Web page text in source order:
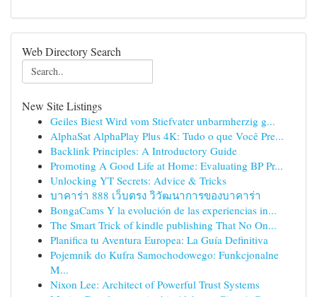
Web Directory Search
New Site Listings
Geiles Biest Wird vom Stiefvater unbarmherzig g...
AlphaSat AlphaPlay Plus 4K: Tudo o que Você Pre...
Backlink Principles: A Introductory Guide
Promoting A Good Life at Home: Evaluating BP Pr...
Unlocking YT Secrets: Advice & Tricks
บาคาร่า 888 เว็บตรง วิวัฒนาการของบาคาร่า
BongaCams Y la evolución de las experiencias in...
The Smart Trick of kindle publishing That No On...
Planifica tu Aventura Europea: La Guía Definitiva
Pojemnik do Kufra Samochodowego: Funkcjonalne
M...
Nixon Lee: Architect of Powerful Trust Systems